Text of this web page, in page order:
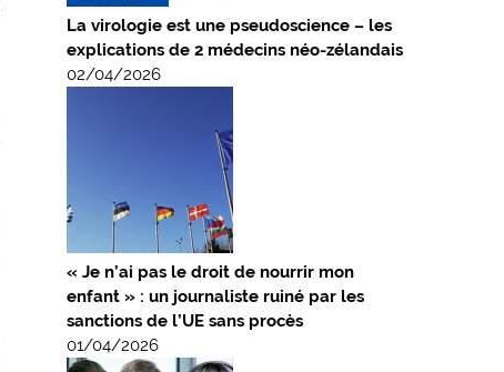
La virologie est une pseudoscience – les
explications de 2 médecins néo-zélandais
02/04/2026
« Je n’ai pas le droit de nourrir mon
enfant » : un journaliste ruiné par les
sanctions de l’UE sans procès
01/04/2026